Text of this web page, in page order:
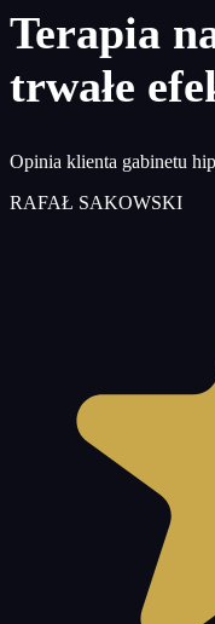
Terapia
trwałe
Opinia klienta gabinetu
RAFAŁ SAKOWSKI